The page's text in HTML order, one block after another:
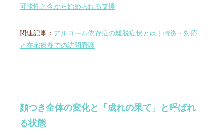
可能性と今から始められる支援
関連記事： アルコール依存症の離脱症状とは｜特徴・対応
と在宅療養での訪問看護
顔つき全体の変化と「成れの果て」と呼ばれ
る状態